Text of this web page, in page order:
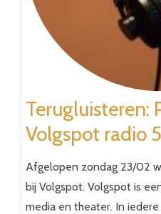
Terugluisteren:
Volgspot radio 5
Afgelopen zondag 23/02
bij Volgspot. Volgspot is
media en theater. In